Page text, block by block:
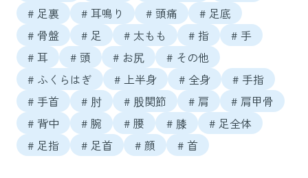
# 足裏
# 耳鳴り # 頭痛
# 足底
# 骨盤
# 足 # 太もも # 指
# 手
# 耳
# 頭 # お尻
# その他
# ふくらはぎ
# 上半身 # 全身
# 手指
# 手首
# 肘 # 股関節 # 肩
# 肩甲骨
# 背中
# 腕 # 腰 # 膝
# 足全体
# 足指
# 足首 # 顔 # 首